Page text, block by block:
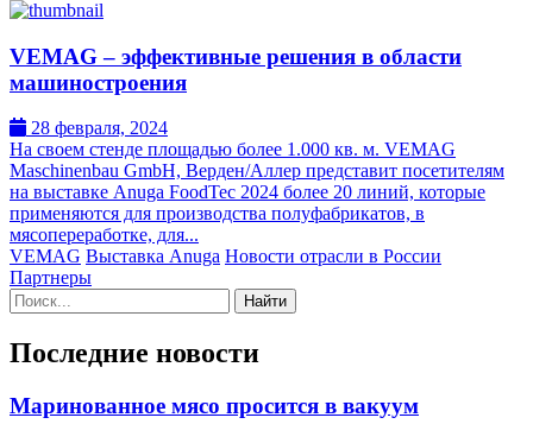
VEMAG – эффективные решения в области
машиностроения
28 февраля, 2024
На своем стенде площадью более 1.000 кв. м. VEMAG
Maschinenbau GmbH, Верден/Аллер представит посетителям
на выставке Anuga FoodTec 2024 более 20 линий, которые
применяются для производства полуфабрикатов, в
мясопереработке, для...
VEMAG Выставка Anuga Новости отрасли в России
Партнеры
Поиск:
Последние новости
Маринованное мясо просится в вакуум